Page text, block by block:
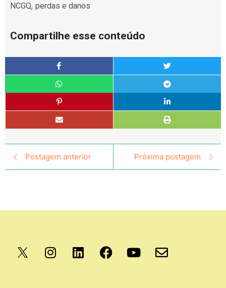
NCGQ, perdas e danos
Compartilhe esse conteúdo
Postagem anterior Próxima postagem